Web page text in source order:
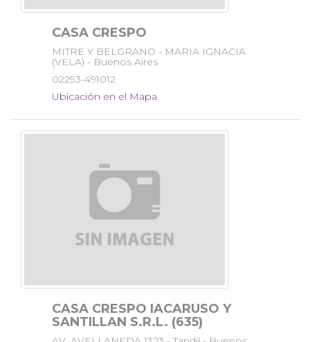
CASA CRESPO
MITRE Y BELGRANO - MARIA IGNACIA
(VELA) - Buenos Aires
02293-491012
Ubicación en el Mapa
CASA CRESPO IACARUSO Y
SANTILLAN S.R.L. (635)